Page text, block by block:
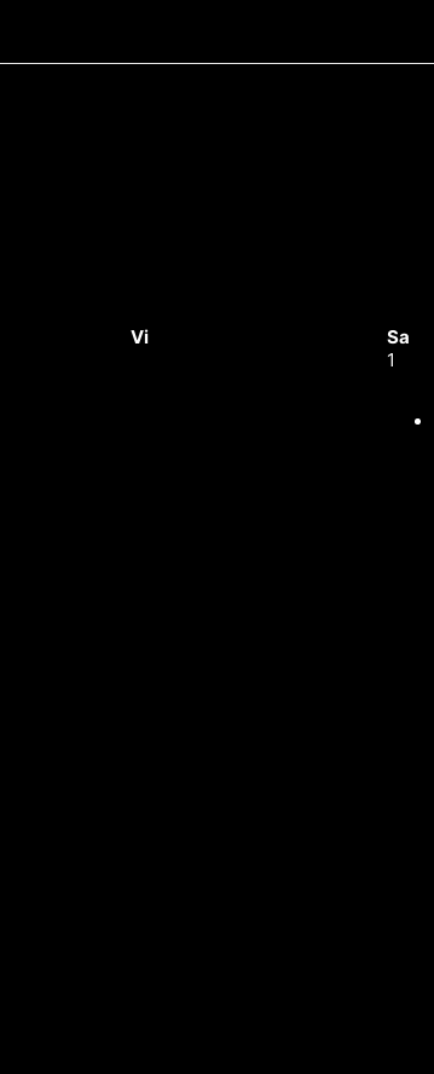
Vi Sa
1